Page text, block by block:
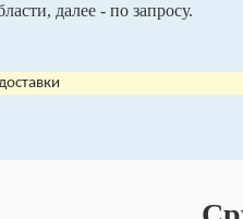
далее - по запросу.